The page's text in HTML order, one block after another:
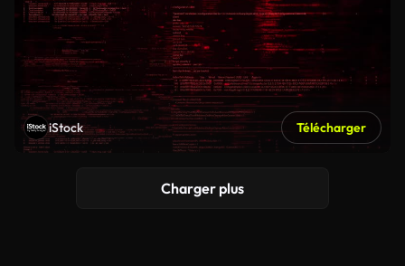
iStock Télécharger
Charger plus